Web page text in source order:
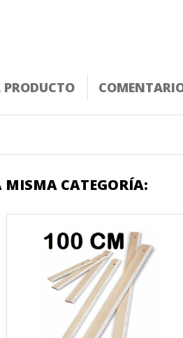
PRODUCTO
MISMA CATEGORÍA: